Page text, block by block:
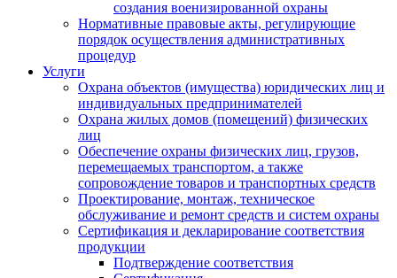
создания военизированной охраны
Нормативные правовые акты, регулирующие
порядок осуществления административных
процедур
Услуги
Охрана объектов (имущества) юридических лиц и
индивидуальных предпринимателей
Охрана жилых домов (помещений) физических
лиц
Обеспечение охраны физических лиц, грузов,
перемещаемых транспортом, а также
сопровождение товаров и транспортных средств
Проектирование, монтаж, техническое
обслуживание и ремонт средств и систем охраны
Сертификация и декларирование соответствия
продукции
Подтверждение соответствия